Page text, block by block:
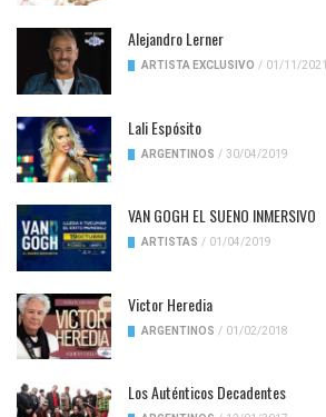
Alejandro Lerner
ARTISTA EXCLUSIVO / 01/11/2021
Lali Espósito
ARGENTINOS / 30/04/2019
VAN GOGH EL SUENO INMERSIVO
ARTISTAS / 01/04/2019
Victor Heredia
ARGENTINOS / 01/02/2018
Los Auténticos Decadentes